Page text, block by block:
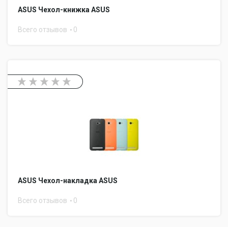
ASUS Чехол-книжка ASUS
Всего отзывов 0
ASUS Чехол-накладка ASUS
Всего отзывов 0